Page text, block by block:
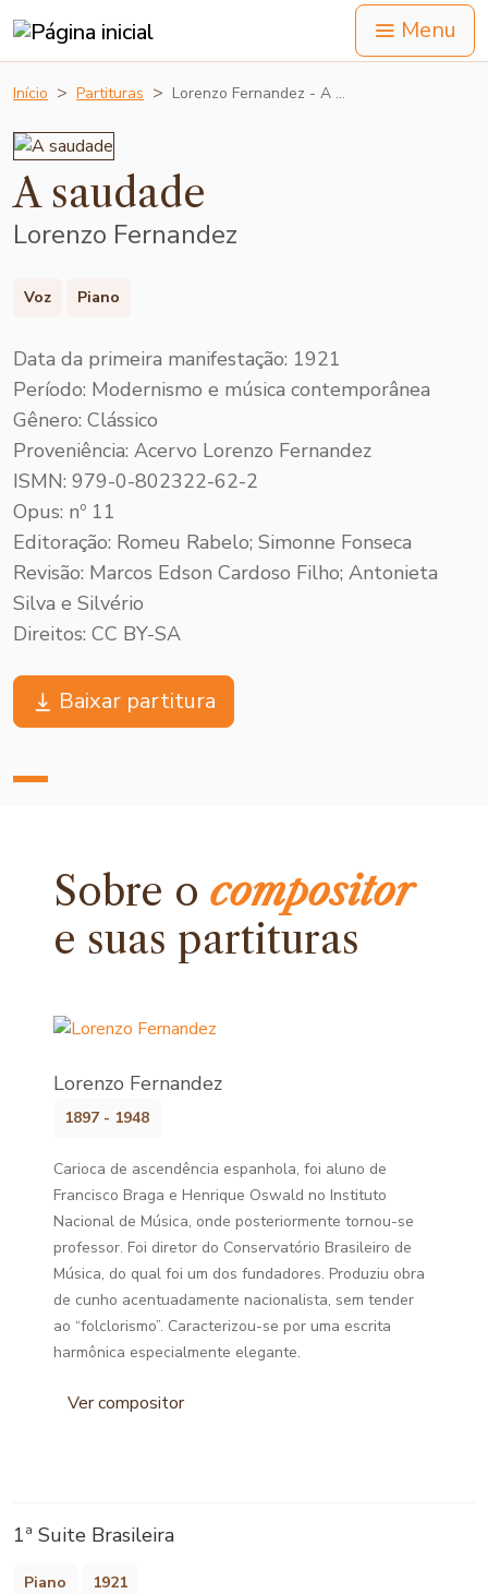
Menu
Início Partituras Lorenzo Fernandez - A …
A saudade
Lorenzo Fernandez
Voz Piano
Data da primeira manifestação: 1921
Período: Modernismo e música contemporânea
Gênero: Clássico
Proveniência: Acervo Lorenzo Fernandez
ISMN: 979-0-802322-62-2
Opus: nº 11
Editoração: Romeu Rabelo; Simonne Fonseca
Revisão: Marcos Edson Cardoso Filho; Antonieta
Silva e Silvério
Direitos: CC BY-SA
Baixar partitura
Sobre ocompositor
e suas partituras
Lorenzo Fernandez
1897 - 1948
Carioca de ascendência espanhola, foi aluno de
Francisco Braga e Henrique Oswald no Instituto
Nacional de Música, onde posteriormente tornou-se
professor. Foi diretor do Conservatório Brasileiro de
Música, do qual foi um dos fundadores. Produziu obra
de cunho acentuadamente nacionalista, sem tender
ao “folclorismo”. Caracterizou-se por uma escrita
harmônica especialmente elegante.
Ver compositor
1ª Suite Brasileira
Piano 1921